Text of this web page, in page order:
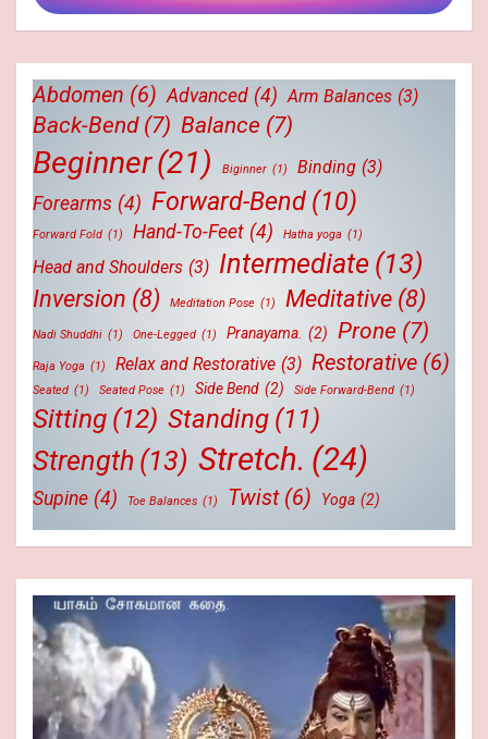
Abdomen (6) Advanced (4) Arm Balances (3)
Back-Bend (7) Balance (7)
Beginner(21) Biginner (1) Binding (3)
Forearms (4) Forward-Bend (10)
Forward Fold (1) Hand-To-Feet (4) Hatha yoga (1)
Head and Shoulders (3) Intermediate (13)
Inversion (8) Meditation Pose (1) Meditative (8)
Nadi Shuddhi (1) One-Legged (1) Pranayama. (2) Prone (7)
Raja Yoga (1) Relax and Restorative (3) Restorative (6)
Seated (1) Seated Pose (1) Side Bend (2) Side Forward-Bend (1)
Sitting (12) Standing (11)
Strength (13) Stretch. (24)
Supine (4) Toe Balances (1) Twist (6) Yoga (2)